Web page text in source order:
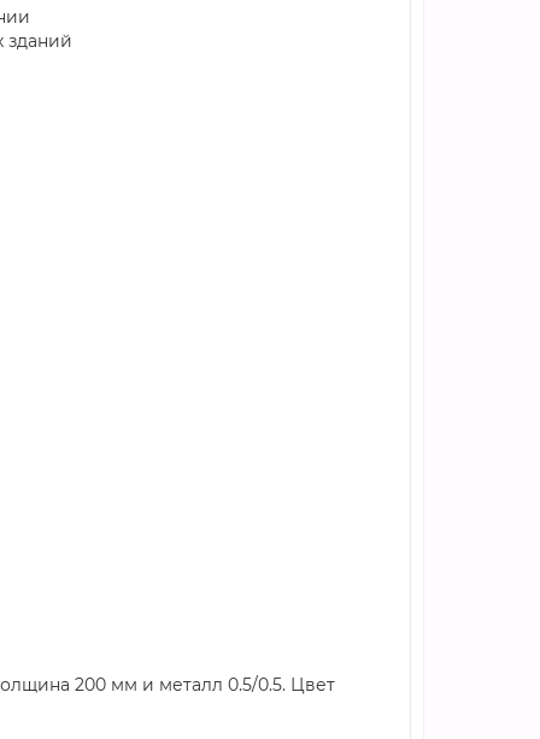
зданий
200 мм и металл 0.5/0.5. Цвет